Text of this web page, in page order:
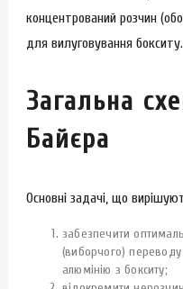
концентрований розчин
для вилуговування бокситу.
Загальна
Байєра
Основні задачі, що
забезпечити
(виборчого)
алюмінію з бокситу;